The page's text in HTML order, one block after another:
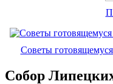
Советы
Собор